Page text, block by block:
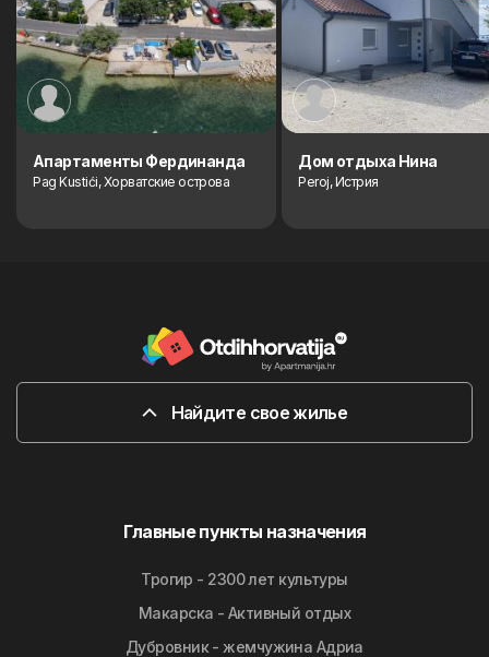
Aпартаменты Фердинанда
Pag Kustići, Хорватские острова
Дом отдыха Нина
Peroj, Истрия
Найдите свое жилье
Главные пункты назначения
Трогир - 2300 лет культуры
Макарска - Активный отдых
Дубровник - жемчужина Адриа